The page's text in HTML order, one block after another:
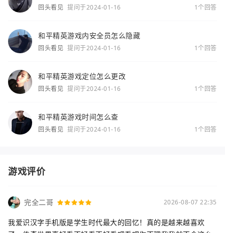
回头看见 提问于2024-01-16 1个回答
和平精英游戏内安全员怎么隐藏
回头看见 提问于2024-01-16 1个回答
和平精英游戏定位怎么更改
回头看见 提问于2024-01-16 1个回答
和平精英游戏时间怎么查
回头看见 提问于2024-01-16 1个回答
游戏评价
完全二哥 2026-08-07 22:35
我爱识汉字手机版是学生时代最大的回忆！真的是越来越喜欢